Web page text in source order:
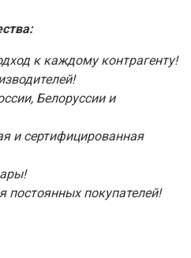
к каждому контрагенту!
Белоруссии и
и сертифицированная
постоянных покупателей!